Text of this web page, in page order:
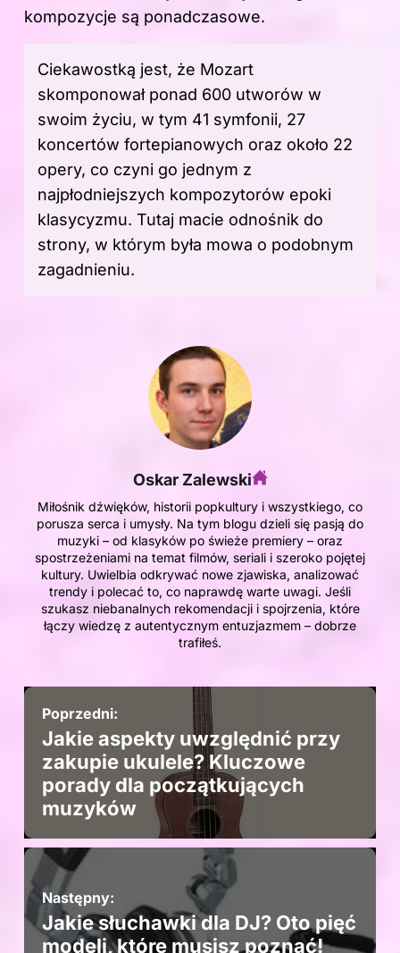
kompozycje są ponadczasowe.
Ciekawostką jest, że Mozart
skomponował ponad 600 utworów w
swoim życiu, w tym 41 symfonii, 27
koncertów fortepianowych oraz około 22
opery, co czyni go jednym z
najpłodniejszych kompozytorów epoki
klasycyzmu. Tutaj macie odnośnik do
strony, w którym była mowa o podobnym
zagadnieniu.
Oskar Zalewski
Miłośnik dźwięków, historii popkultury i wszystkiego, co
porusza serca i umysły. Na tym blogu dzieli się pasją do
muzyki – od klasyków po świeże premiery – oraz
spostrzeżeniami na temat filmów, seriali i szeroko pojętej
kultury. Uwielbia odkrywać nowe zjawiska, analizować
trendy i polecać to, co naprawdę warte uwagi. Jeśli
szukasz niebanalnych rekomendacji i spojrzenia, które
łączy wiedzę z autentycznym entuzjazmem – dobrze
trafiłeś.
Poprzedni:
Jakie aspekty uwzględnić przy
zakupie ukulele? Kluczowe
porady dla początkujących
muzyków
Następny:
Jakie słuchawki dla DJ? Oto pięć
modeli, które musisz poznać!